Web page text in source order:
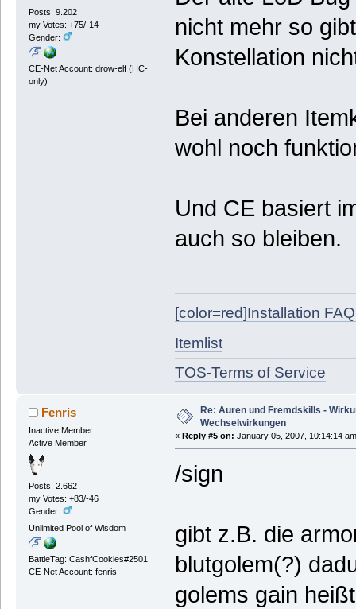
Posts: 9.202
my Votes: +75/-14
Gender:
CE-Net Account: drow-elf (HC-
only)
nicht mehr so
Konstellation
Bei anderen
wohl noch
Und CE basiert
auch so bleiben.
[color=red]Installation
Itemlist
TOS-Terms of Service
Fenris
Inactive Member
Active Member
Posts: 2.662
my Votes: +83/-46
Gender:
Unlimited Pool of Wisdom
BattleTag: CashfCookies#2501
CE-Net Account: fenris
Re: Auren und Fremdskills -
Wechselwirkungen
« Reply #5 on: January 05, 2007, 10:14:14
/sign
gibt z.B. die
blutgolem(?)
golems gain